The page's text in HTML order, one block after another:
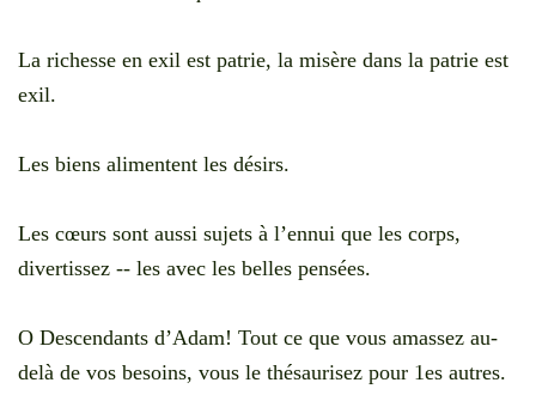
La richesse en exil est patrie, la misère dans la patrie est
exil.
Les biens alimentent les désirs.
Les cœurs sont aussi sujets à l’ennui que les corps,
divertissez -- les avec les belles pensées.
O Descendants d’Adam! Tout ce que vous amassez au-
delà de vos besoins, vous le thésaurisez pour 1es autres.